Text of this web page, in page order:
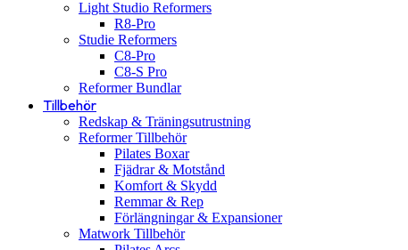
Light Studio Reformers
R8-Pro
Studie Reformers
C8-Pro
C8-S Pro
Reformer Bundlar
Tillbehör
Redskap & Träningsutrustning
Reformer Tillbehör
Pilates Boxar
Fjädrar & Motstånd
Komfort & Skydd
Remmar & Rep
Förlängningar & Expansioner
Matwork Tillbehör